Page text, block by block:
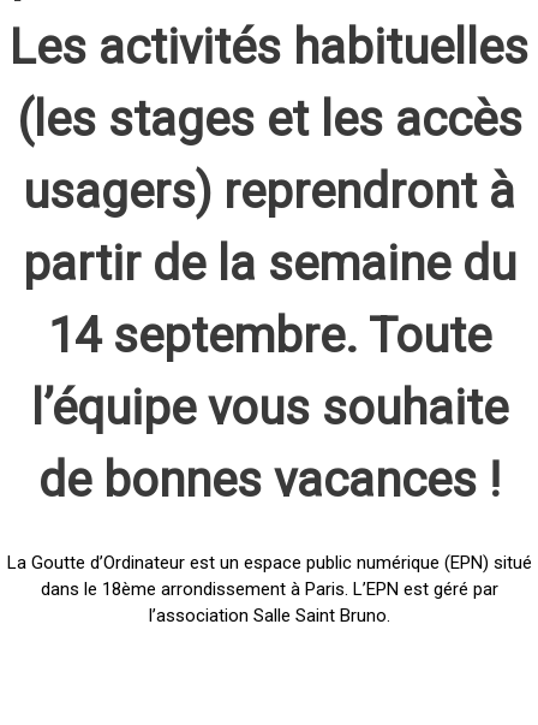
Les activités habituelles
(les stages et les accès
usagers) reprendront à
partir de la semaine du
14 septembre. Toute
l’équipe vous souhaite
de bonnes vacances !
La Goutte d’Ordinateur est un espace public numérique (EPN) situé
dans le 18ème arrondissement à Paris. L’EPN est géré par
l’association Salle Saint Bruno.